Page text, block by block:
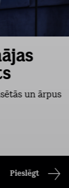
un ārpus
Pieslēgt